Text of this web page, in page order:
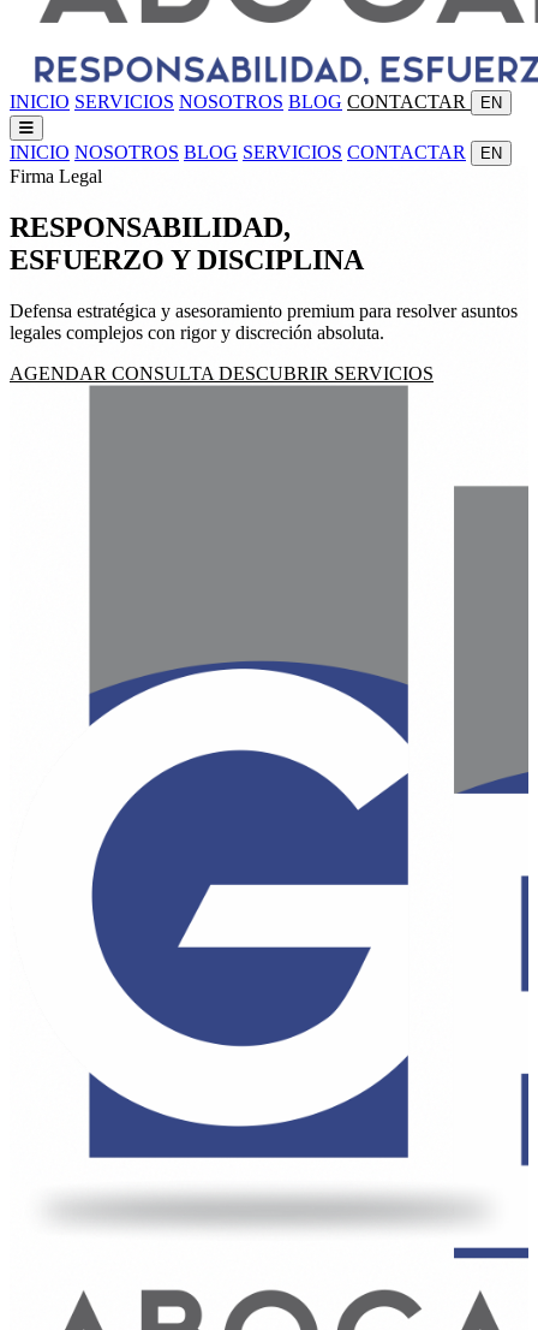
INICIO SERVICIOS NOSOTROS BLOG CONTACTAR EN
INICIO NOSOTROS BLOG SERVICIOS CONTACTAR EN
Firma Legal
RESPONSABILIDAD,
ESFUERZO YDISCIPLINA
Defensa estratégica y asesoramiento premium para resolver asuntos
legales complejos con rigor y discreción absoluta.
AGENDAR CONSULTA DESCUBRIR SERVICIOS